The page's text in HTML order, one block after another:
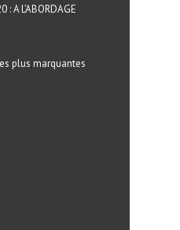
A L’ABORDAGE
plus marquantes